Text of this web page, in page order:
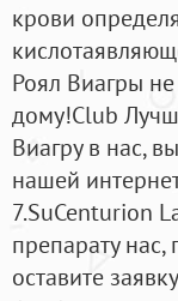
крови
Роял Виагры
дому!Club
Виагру в нас,
нашей
7.SuCenturion
препарату
оставите